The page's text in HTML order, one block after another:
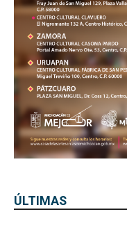
ÚLTIMAS